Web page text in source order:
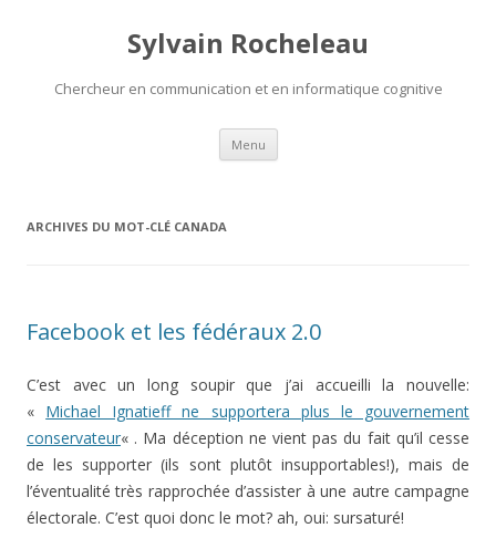
Sylvain Rocheleau
Chercheur en communication et en informatique cognitive
Menu Aller au contenu principal
ARCHIVES DU MOT-CLÉ CANADA
Facebook et les fédéraux 2.0
C’est avec un long soupir que j’ai accueilli la nouvelle:
« Michael Ignatieff ne supportera plus le gouvernement
conservateur« . Ma déception ne vient pas du fait qu’il cesse
de les supporter (ils sont plutôt insupportables!), mais de
l’éventualité très rapprochée d’assister à une autre campagne
électorale. C’est quoi donc le mot? ah, oui: sursaturé!